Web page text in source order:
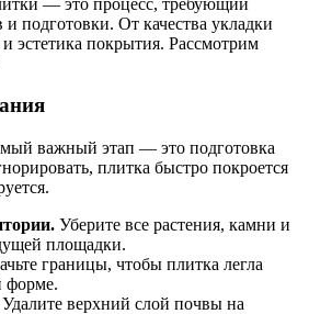
подготовки. От качества укладки
и эстетика покрытия. Рассмотрим
важный этап — это подготовка
плитка быстро покроется
Уберите все растения, камни и
площадки.
границы, чтобы плитка легла
форме.
Удалите верхний слой почвы на